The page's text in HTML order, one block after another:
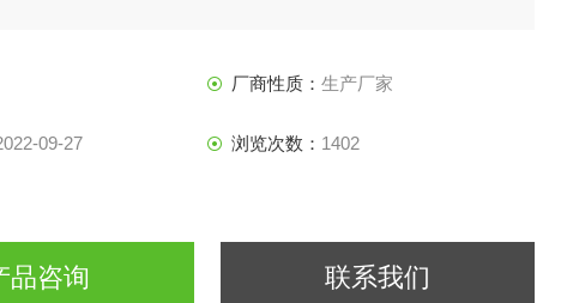
厂商性质： 生产厂家
09-27 浏览次数： 1402
品咨询 联系我们